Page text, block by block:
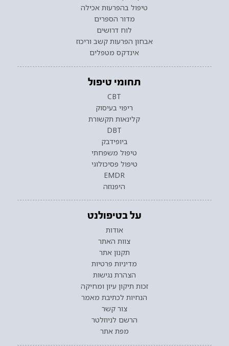
טיפול בהפרעות אכילה
מדור הספרים
לוח דרושים
אבחון הפרעות קשב וריכוז
אינדקס מטפלים
תחומי טיפול
CBT
ריפוי בעיסוק
קלינאות תקשורת
DBT
ביופידבק
טיפול משפחתי
טיפול פסיכולוגי
EMDR
היפנוזה
על בטיפולנט
אודות
צוות האתר
תקנון אתר
מדיניות פרטיות
הצהרת נגישות
זכות תיקון עיון ומחיקה
הנחיות לכתיבת מאמר
צור קשר
הרשם לניוזלטר
מפת אתר